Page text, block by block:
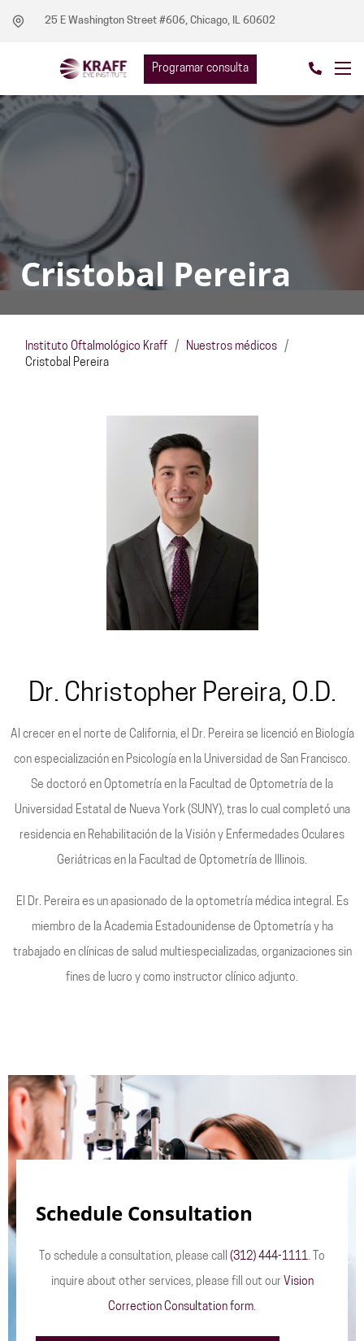
25 E Washington Street #606, Chicago, IL 60602
Programar consulta
Cristobal Pereira
Instituto Oftalmológico Kraff / Nuestros médicos /
Cristobal Pereira
Dr. Christopher Pereira, O.D.
Al crecer en el norte de California, el Dr. Pereira se licenció en Biología
con especialización en Psicología en la Universidad de San Francisco.
Se doctoró en Optometría en la Facultad de Optometría de la
Universidad Estatal de Nueva York (SUNY), tras lo cual completó una
residencia en Rehabilitación de la Visión y Enfermedades Oculares
Geriátricas en la Facultad de Optometría de Illinois.
El Dr. Pereira es un apasionado de la optometría médica integral. Es
miembro de la Academia Estadounidense de Optometría y ha
trabajado en clínicas de salud multiespecializadas, organizaciones sin
fines de lucro y como instructor clínico adjunto.
Schedule Consultation
To schedule a consultation, please call (312) 444-1111. To
inquire about other services, please fill out our Vision
Correction Consultation form.